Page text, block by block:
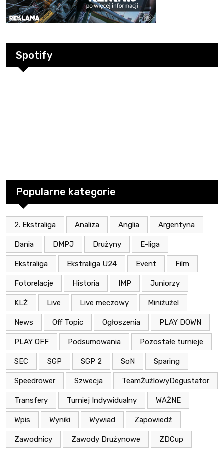
Spotify
Popularne kategorie
2. Ekstraliga Analiza Anglia Argentyna
Dania DMPJ Drużyny E-liga
Ekstraliga Ekstraliga U24 Event Film
Fotorelacje Historia IMP Juniorzy
KLŻ Live Live meczowy Miniżużel
News Off Topic Ogłoszenia PLAY DOWN
PLAY OFF Podsumowania Pozostałe turnieje
SEC SGP SGP 2 SoN Sparing
Speedrower Szwecja TeamŻużlowyDegustator
Transfery Turniej Indywidualny WAŻNE
Wpis Wyniki Wywiad Zapowiedź
Zawodnicy Zawody Drużynowe ZDCup